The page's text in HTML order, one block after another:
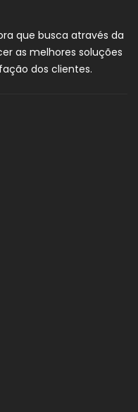
que busca através da
as melhores soluções
dos clientes.